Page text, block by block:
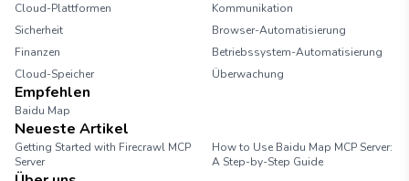
Cloud-Plattformen
Kommunikation
Sicherheit
Browser-Automatisierung
Finanzen
Betriebssystem-Automatisierung
Cloud-Speicher
Überwachung
Empfehlen
Baidu Map
Neueste Artikel
Getting Started with Firecrawl MCP
Server
How to Use Baidu Map MCP Server:
A Step-by-Step Guide